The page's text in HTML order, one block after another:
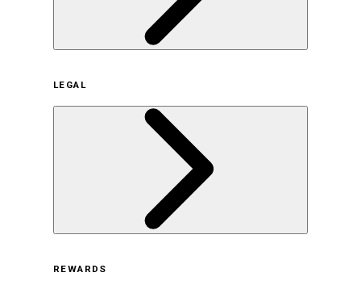
サステナビリティの取り組み（日本）
サステナビリティの取り組み（米国/英語）
ヒストリー
採用情報
LEGAL
REWARDS